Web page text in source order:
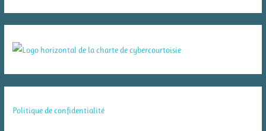
Politique de confidentialité